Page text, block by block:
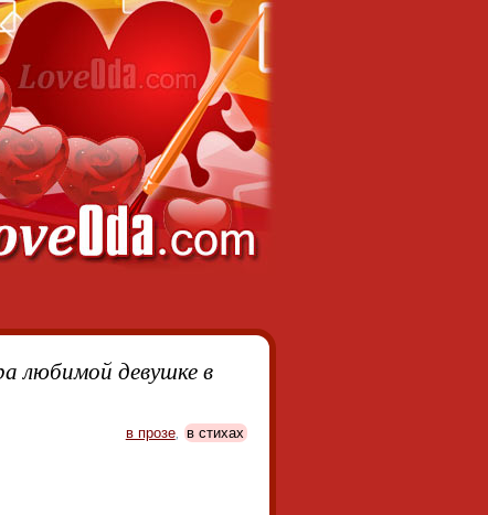
любимой девушке в
в прозе, в стихах